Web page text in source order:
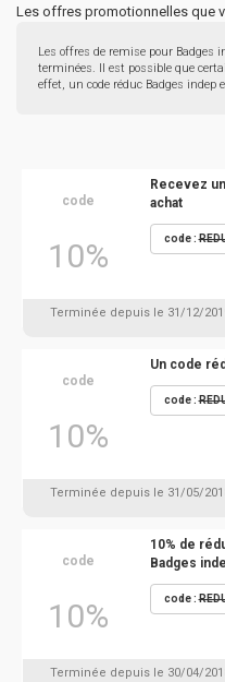
Les offres promotionnelles que
Les offres de remise pour Badges
terminées. Il est possible que
effet, un code réduc Badges indep
code
10%
Recevez
achat
code :
Terminée depuis le 31/12/
code
10%
Un code
code :
Terminée depuis le 31/05/
code
10%
10% de
Badges
code :
Terminée depuis le 30/04/